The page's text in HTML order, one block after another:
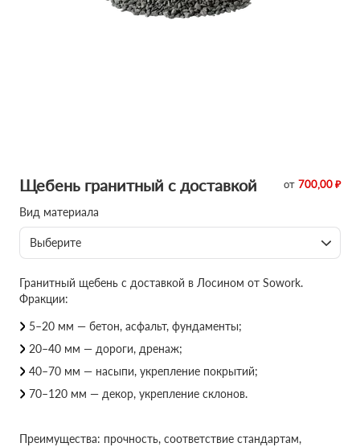
Щебень гранитный с доставкой от 700,00 ₽
Вид материала
Выберите
Гранитный щебень с доставкой в Лосином от Sowork.
Фракции:
5–20 мм — бетон, асфальт, фундаменты;
20–40 мм — дороги, дренаж;
40–70 мм — насыпи, укрепление покрытий;
70–120 мм — декор, укрепление склонов.
Преимущества: прочность, соответствие стандартам,